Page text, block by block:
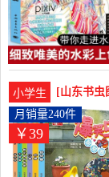
小学生
[山东书虫
笑虫子 注
￥39
月销量240件